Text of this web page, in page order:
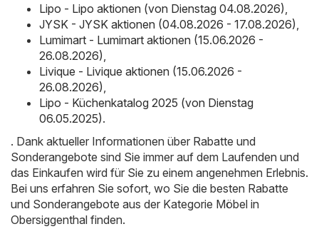
Lipo - Lipo aktionen (von Dienstag 04.08.2026)
JYSK - JYSK aktionen (04.08.2026 - 17.08.2026)
Lumimart - Lumimart aktionen (15.06.2026 -
26.08.2026)
Livique - Livique aktionen (15.06.2026 -
26.08.2026)
Lipo - Küchenkatalog 2025 (von Dienstag
06.05.2025).
. Dank aktueller Informationen über Rabatte und
Sonderangebote sind Sie immer auf dem Laufenden und
das Einkaufen wird für Sie zu einem angenehmen Erlebnis.
Bei uns erfahren Sie sofort, wo Sie die besten Rabatte
und Sonderangebote aus der Kategorie Möbel in
Obersiggenthal finden.